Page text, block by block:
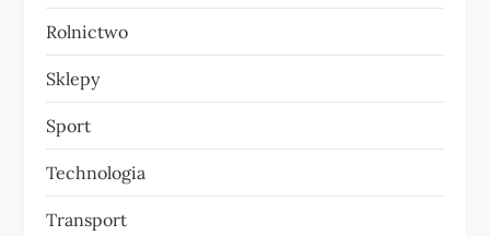
Rolnictwo
Sklepy
Sport
Technologia
Transport